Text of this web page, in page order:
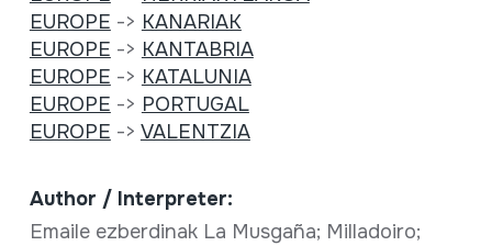
EUROPE -> KANARIAK
EUROPE -> KANTABRIA
EUROPE -> KATALUNIA
EUROPE -> PORTUGAL
EUROPE -> VALENTZIA
Author / Interpreter:
Emaile ezberdinak La Musgaña; Milladoiro;